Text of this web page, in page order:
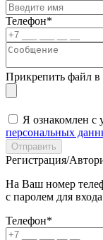
Телефон*
Прикрепить файл
Я ознакомлен с
персональных
Отправить
Регистрация/
На Ваш номер
с паролем для
Телефон*